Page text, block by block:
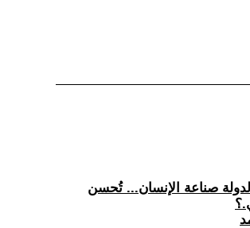
صناعة الإنسان... تُحسن